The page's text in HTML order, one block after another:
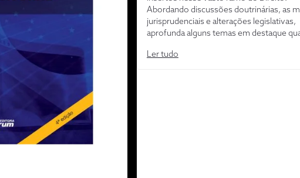
Abordando discussões doutrinárias, as
jurisprudenciais e alterações legislativas,
aprofunda alguns temas em destaque
pleitos eleitorais, assim como sua
Ler tudo